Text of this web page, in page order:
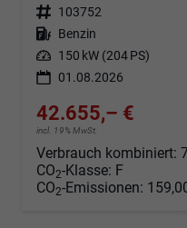
Fahrzeugnr. 103752
Kraftstoff Benzin
Leistung 150 kW (204 PS)
01.08.2026
42.655,– €
incl. 19% MwSt.
Verbrauch kombiniert:
CO2-Klasse: F
CO2-Emissionen: